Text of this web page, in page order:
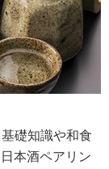
礎知識や和食
本酒ペアリン